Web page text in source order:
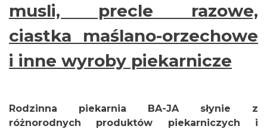
musli, precle razowe,
ciastka maślano-orzechowe
i inne wyroby piekarnicze
Rodzinna piekarnia BA-JA słynie z
różnorodnych produktów piekarniczych i